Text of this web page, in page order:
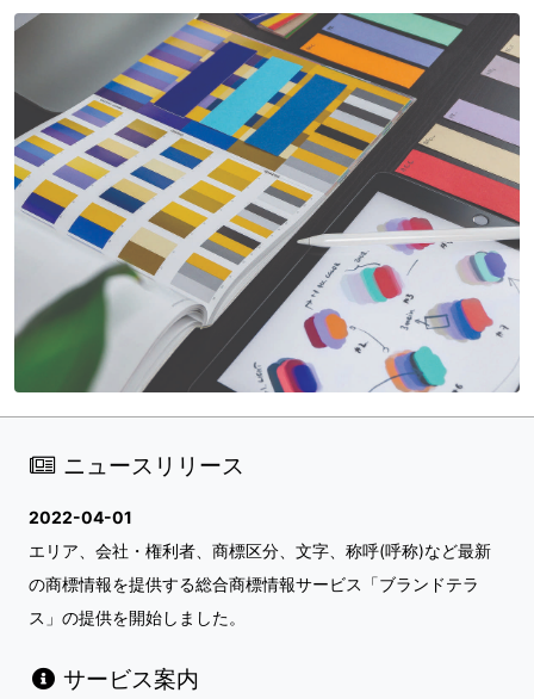
ニュースリリース
2022-04-01
エリア、会社・権利者、商標区分、文字、称呼(呼称)など最新
の商標情報を提供する総合商標情報サービス「ブランドテラ
ス」の提供を開始しました。
サービス案内